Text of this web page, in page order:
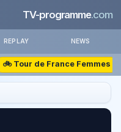
TV-programme.com
REPLAY NEWS
🚲 Tour de France Femmes